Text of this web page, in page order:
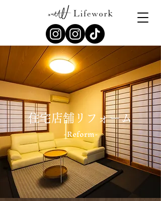
​住宅店舗リフォーム
-Reform-